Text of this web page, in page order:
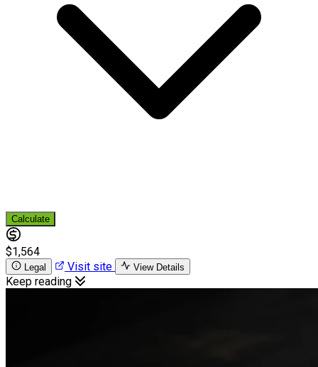
Calculate
$1,564
Legal Visit site View Details
Keep reading